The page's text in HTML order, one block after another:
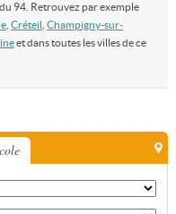
94. Retrouvez par exemple
, Créteil Champigny-sur-
et dans toutes les villes de ce